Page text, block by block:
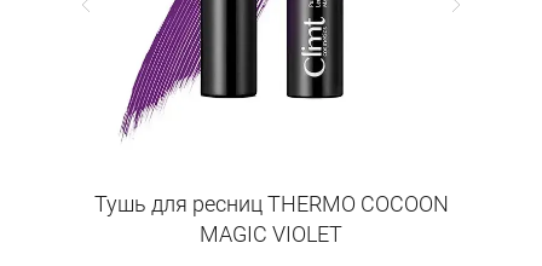
Тушь для ресниц THERMO COCOON
MAGIC VIOLET